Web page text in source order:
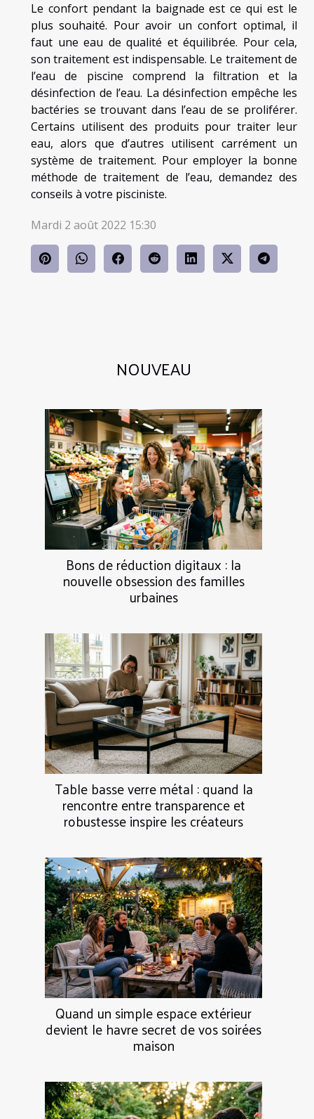
NOUVEAU
Bons de réduction digitaux : la
nouvelle obsession des familles
urbaines
Table basse verre métal : quand la
rencontre entre transparence et
robustesse inspire les créateurs
Quand un simple espace extérieur
devient le havre secret de vos soirées
maison
Le confort pendant la baignade est ce qui est le
plus souhaité. Pour avoir un confort optimal, il
faut une eau de qualité et équilibrée. Pour cela,
son traitement est indispensable. Le traitement de
l’eau de piscine comprend la filtration et la
désinfection de l’eau. La désinfection empêche les
bactéries se trouvant dans l’eau de se proliférer.
Certains utilisent des produits pour traiter leur
eau, alors que d’autres utilisent carrément un
système de traitement. Pour employer la bonne
méthode de traitement de l’eau, demandez des
conseils à votre pisciniste.
Mardi 2 août 2022 15:30